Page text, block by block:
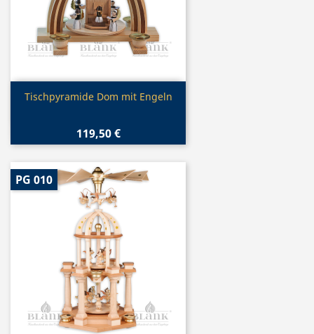
Vorschau
Tischpyramide Dom mit Engeln
119,50 €
PG 010